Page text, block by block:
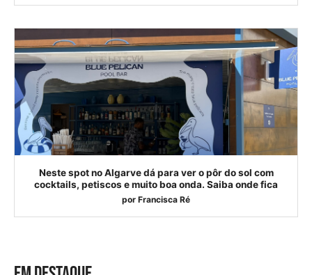
Neste spot no Algarve dá para ver o pôr do sol com
cocktails, petiscos e muito boa onda. Saiba onde fica
por Francisca Ré